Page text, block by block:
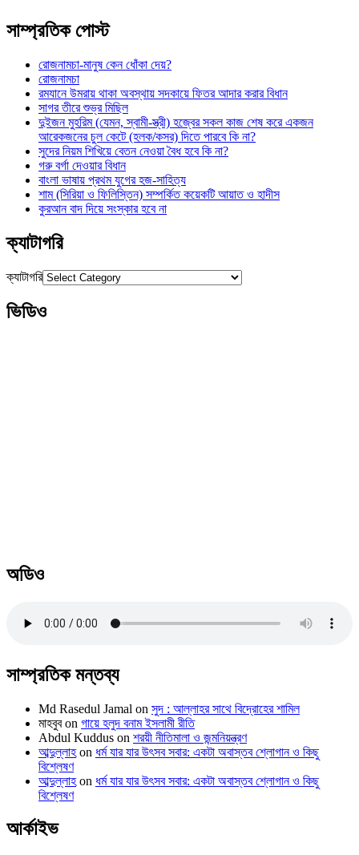
সাম্প্রতিক পোস্ট
রোজনামচা-মানুষ কেন ধোঁকা দেয়?
রোজনামচা
রমযানে উমরায় থাকা অবস্থায় সদকায়ে ফিতর আদার করার বিধান
সাগর তীরে শুভ্র মিছিল
দুইজন মুহরিম (যেমন, স্বামী-স্ত্রী) হজ্বের সকল কাজ শেষ করে একজন
আরেকজনের চুল কেটে (হলক/কসর) দিতে পারবে কি না?
সুদের নিয়ম শিখিয়ে বেতন নেওয়া বৈধ হবে কি না?
গরু বর্গা দেওয়ার বিধান
বাংলা ভাষায় প্রথম যুগের হজ-সাহিত্য
শাম (সিরিয়া ও ফিলিস্তিন) সম্পর্কিত কয়েকটি আয়াত ও হাদীস
কুরআন বাদ দিয়ে সংস্কার হবে না
ক্যাটাগরি
ক্যাটাগরি
ভিডিও
অডিও
সাম্প্রতিক মন্তব্য
Md Rasedul Jamal on সুদ : আল্লাহর সাথে বিদ্রোহের শামিল
মাহবুবon গায়ে হলুদ বনাম ইসলামী রীতি
Abdul Kuddus on শরয়ী নীতিমালা ও জন্মনিয়ন্ত্রণ
আব্দুল্লাহon ধর্ম যার যার উৎসব সবার: একটা অবাস্তব শ্লোগান ও কিছু
বিশ্লেষণ
আব্দুল্লাহon ধর্ম যার যার উৎসব সবার: একটা অবাস্তব শ্লোগান ও কিছু
বিশ্লেষণ
আর্কাইভ